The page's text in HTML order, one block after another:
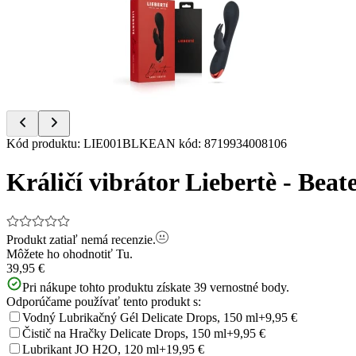
Item
of
Kód produktu: LIE001BLKEAN kód: 8719934008106
Králičí vibrátor Liebertè -
Produkt zatiaľ nemá recenzie.
Môžete ho ohodnotiť Tu.
39,95 €
Pri nákupe tohto produktu získate 39 vernostné body.
Odporúčame používať tento produkt s:
Vodný Lubrikačný Gél Delicate Drops, 150 ml+9,95 €
Čistič na Hračky Delicate Drops, 150 ml+9,95 €
Lubrikant JO H2O, 120 ml+19,95 €